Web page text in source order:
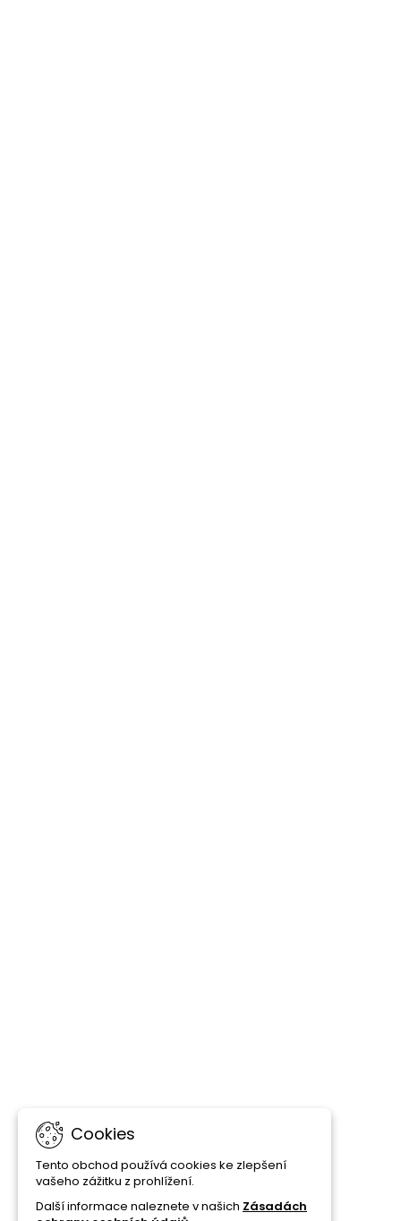
Cookies
Tento obchod používá cookies ke zlepšení
vašeho zážitku z prohlížení.
Další informace naleznete v našich Zásadách